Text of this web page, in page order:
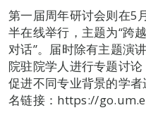
第一届周年研讨会则在5
半在线举行，主题为“跨
对话”。届时除有主题演
院驻院学人进行专题讨
促进不同专业背景的学
名链接：https://